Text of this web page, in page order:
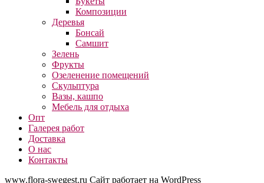
Композиции
Деревья
Бонсай
Самшит
Зелень
Фрукты
Озеленение помещений
Скульптура
Вазы, кашпо
Мебель для отдыха
Опт
Галерея работ
Доставка
О нас
Контакты
www.flora-swegest.ru Сайт работает на WordPress